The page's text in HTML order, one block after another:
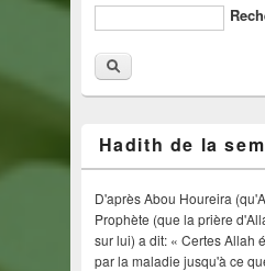
Hadith de la
D'après Abou Houreira
Prophète (que la prière
sur lui) a dit: « Certes Allah
par la maladie jusqu'à ce